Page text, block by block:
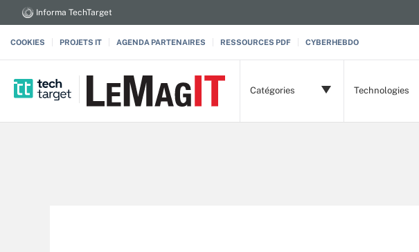
Informa TechTarget
COOKIES PROJETS IT AGENDA PARTENAIRES RESSOURCES PDF CYBERHEBDO
Catégories Technologies